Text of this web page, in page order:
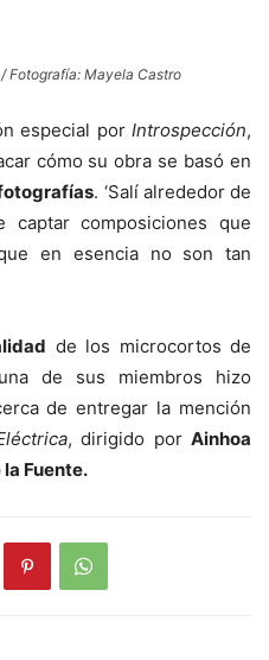
Fotografía: Mayela Castro
especial porIntrospección,
cómo su obra se basó en
. ‘Salí alrededor de
composiciones que
en esencia no son tan
de los microcortos de
de sus miembros hizo
de entregar la mención
léctrica, dirigido por Ainhoa
Fuente.